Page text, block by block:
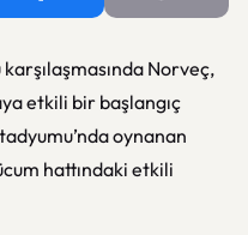
Norveç,
etkili bir başlangıç
oynanan
hattındaki etkili